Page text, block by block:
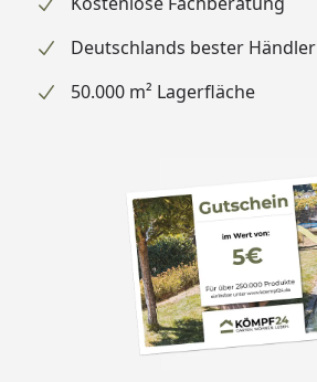
Deutschlands bester Händler
50.000 m² Lagerfläche